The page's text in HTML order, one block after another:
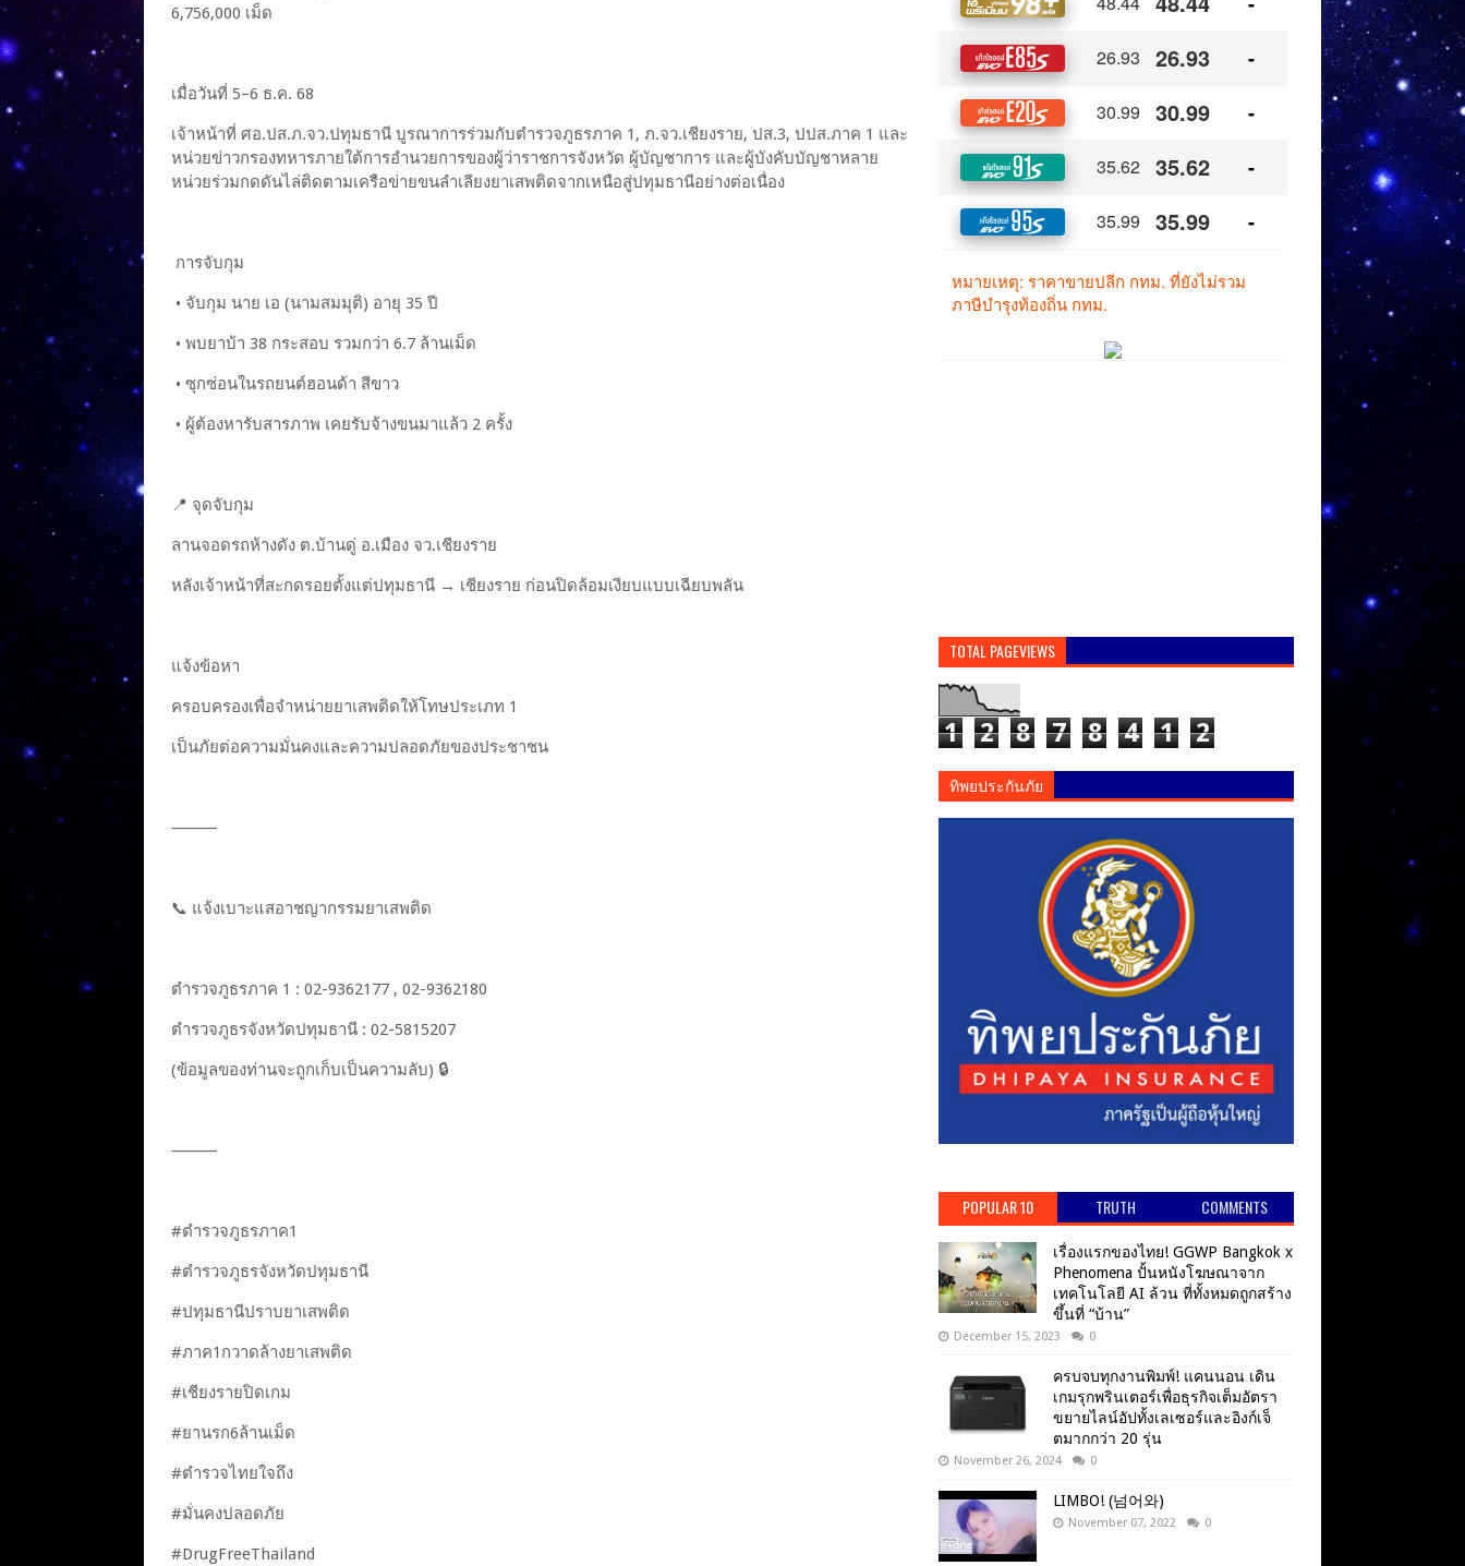
6,756,000 เม็ด
เมื่อวันที่ 5–6 ธ.ค. 68
เจ้าหน้าที่ ศอ.ปส.ภ.จว.ปทุมธานี บูรณาการร่วมกับตำรวจภูธรภาค 1, ภ.จว.เชียงราย, ปส.3, ปปส.ภาค 1 และ
หน่วยข่าวกรองทหารภายใต้การอำนวยการของผู้ว่าราชการจังหวัด ผู้บัญชาการ และผู้บังคับบัญชาหลาย
หน่วยร่วมกดดันไล่ติดตามเครือข่ายขนลำเลียงยาเสพติดจากเหนือสู่ปทุมธานีอย่างต่อเนื่อง
การจับกุม
• จับกุม นาย เอ (นามสมมุติ) อายุ 35 ปี
• พบยาบ้า 38 กระสอบ รวมกว่า 6.7 ล้านเม็ด
• ซุกซ่อนในรถยนต์ฮอนด้า สีขาว
• ผู้ต้องหารับสารภาพ เคยรับจ้างขนมาแล้ว 2 ครั้ง
📍 จุดจับกุม
ลานจอดรถห้างดัง ต.บ้านดู่ อ.เมือง จว.เชียงราย
หลังเจ้าหน้าที่สะกดรอยตั้งแต่ปทุมธานี → เชียงราย ก่อนปิดล้อมเงียบแบบเฉียบพลัน
แจ้งข้อหา
ครอบครองเพื่อจำหน่ายยาเสพติดให้โทษประเภท 1
เป็นภัยต่อความมั่นคงและความปลอดภัยของประชาชน
⸻
📞 แจ้งเบาะแสอาชญากรรมยาเสพติด
ตำรวจภูธรภาค 1 : 02-9362177 , 02-9362180
ตำรวจภูธรจังหวัดปทุมธานี : 02-5815207
(ข้อมูลของท่านจะถูกเก็บเป็นความลับ) 🔒
⸻
#ตำรวจภูธรภาค1
#ตำรวจภูธรจังหวัดปทุมธานี
#ปทุมธานีปราบยาเสพติด
#ภาค1กวาดล้างยาเสพติด
#เชียงรายปิดเกม
#ยานรก6ล้านเม็ด
#ตำรวจไทยใจถึง
#มั่นคงปลอดภัย
#DrugFreeThailand
TOTAL PAGEVIEWS
1 2 8 7 8 4 1 2
ทิพยประกันภัย
POPULAR 10 TRUTH COMMENTS
เรื่องแรกของไทย! GGWP Bangkok x
Phenomena ปั้นหนังโฆษณาจาก
เทคโนโลยี AI ล้วน ที่ทั้งหมดถูกสร้าง
ขึ้นที่ “บ้าน”
December 15, 2023 0
ครบจบทุกงานพิมพ์! แคนนอน เดิน
เกมรุกพรินเตอร์เพื่อธุรกิจเต็มอัตรา
ขยายไลน์อัปทั้งเลเซอร์และอิงก์เจ็
ตมากกว่า 20 รุ่น
November 26, 2024 0
LIMBO! (넘어와)
November 07, 2022 0